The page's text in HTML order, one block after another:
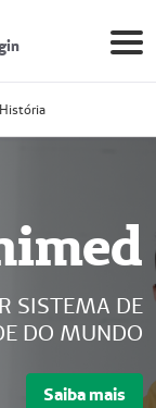
SISTEMA DE
DO MUNDO
Saiba mais